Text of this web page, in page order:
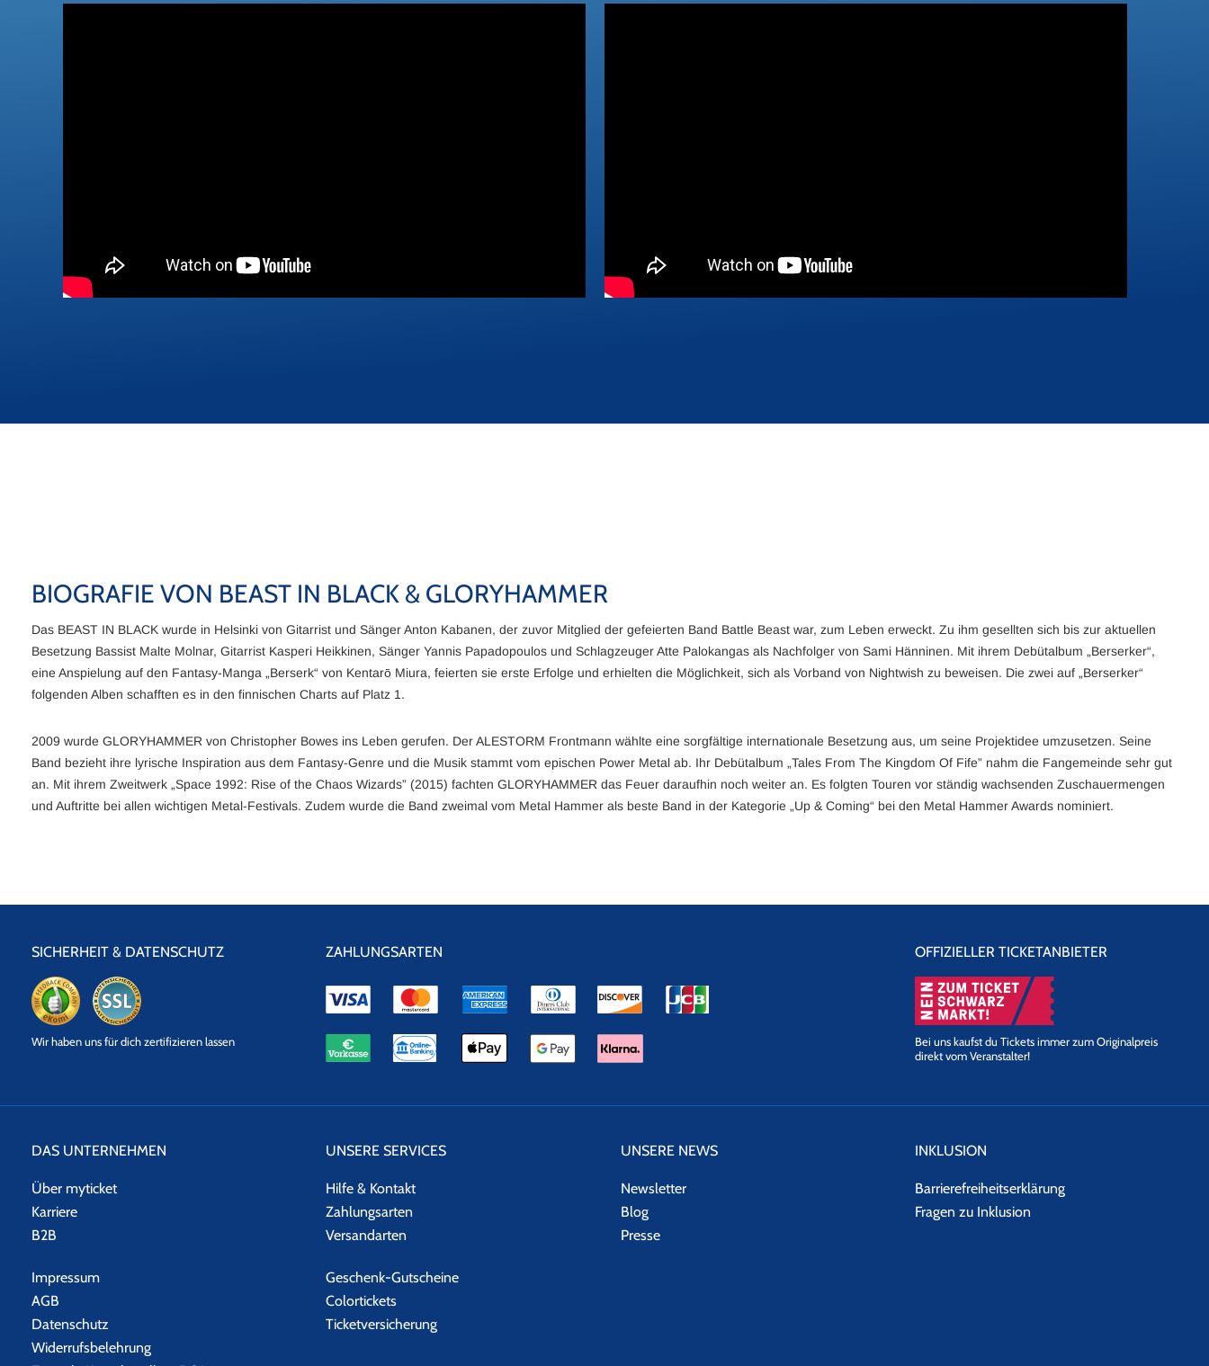
BIOGRAFIE VON BEAST IN BLACK & GLORYHAMMER
Das BEAST IN BLACK wurde in Helsinki von Gitarrist und Sänger Anton Kabanen, der zuvor Mitglied der gefeierten Band Battle Beast war, zum Leben erweckt. Zu ihm gesellten sich bis zur aktuellen
Besetzung Bassist Malte Molnar, Gitarrist Kasperi Heikkinen, Sänger Yannis Papadopoulos und Schlagzeuger Atte Palokangas als Nachfolger von Sami Hänninen. Mit ihrem Debütalbum „Berserker“,
eine Anspielung auf den Fantasy-Manga „Berserk“ von Kentarō Miura, feierten sie erste Erfolge und erhielten die Möglichkeit, sich als Vorband von Nightwish zu beweisen. Die zwei auf „Berserker“
folgenden Alben schafften es in den finnischen Charts auf Platz 1.
2009 wurde GLORYHAMMER von Christopher Bowes ins Leben gerufen. Der ALESTORM Frontmann wählte eine sorgfältige internationale Besetzung aus, um seine Projektidee umzusetzen. Seine
Band bezieht ihre lyrische Inspiration aus dem Fantasy-Genre und die Musik stammt vom epischen Power Metal ab. Ihr Debütalbum „Tales From The Kingdom Of Fife” nahm die Fangemeinde sehr gut
an. Mit ihrem Zweitwerk „Space 1992: Rise of the Chaos Wizards” (2015) fachten GLORYHAMMER das Feuer daraufhin noch weiter an. Es folgten Touren vor ständig wachsenden Zuschauermengen
und Auftritte bei allen wichtigen Metal-Festivals. Zudem wurde die Band zweimal vom Metal Hammer als beste Band in der Kategorie „Up & Coming“ bei den Metal Hammer Awards nominiert.
SICHERHEIT & DATENSCHUTZ
Datensicherheit
Wir haben uns für dich zertifizieren lassen
ZAHLUNGSARTEN OFFIZIELLER TICKETANBIETER
Bei uns kaufst du Tickets immer zum Originalpreis
direkt vom Veranstalter!
DAS UNTERNEHMEN
Über myticket
Karriere
B2B
Impressum
AGB
Datenschutz
Widerrufsbelehrung
UNSERE SERVICES
Hilfe & Kontakt
Zahlungsarten
Versandarten
Geschenk-Gutscheine
Colortickets
Ticketversicherung
UNSERE NEWS
Newsletter
Blog
Presse
INKLUSION
Barrierefreiheitserklärung
Fragen zu Inklusion